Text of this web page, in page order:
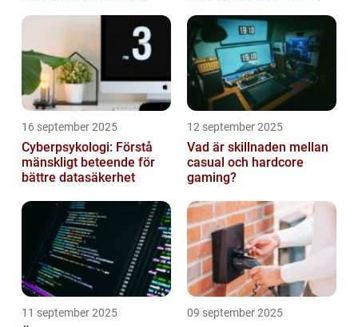
16 september 2025
Cyberpsykologi: Förstå
mänskligt beteende för
bättre datasäkerhet
12 september 2025
Vad är skillnaden mellan
casual och hardcore
gaming?
11 september 2025 09 september 2025